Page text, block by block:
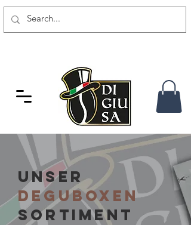
UNSER
DEGUBOXEN
SORTIMENT